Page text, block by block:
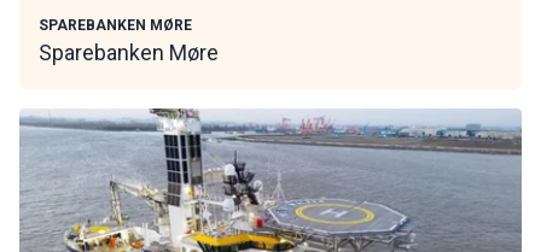
SPAREBANKEN MØRE
Sparebanken Møre